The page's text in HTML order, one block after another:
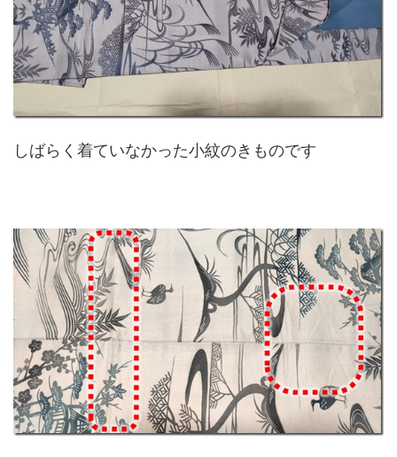
しばらく着ていなかった小紋のきものです